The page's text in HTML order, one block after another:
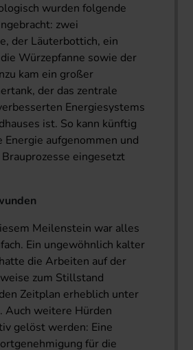
wurden folgende
zwei
der Läuterbottich, ein
Würzepfanne sowie der
kam ein großer
der das zentrale
Energiesystems
ist. So kann künftig
Energie aufgenommen und
eingesetzt
Meilenstein war alles
Ein ungewöhnlich kalter
die Arbeiten auf der
zum Stillstand
Zeitplan erheblich unter
Auch weitere Hürden
gelöst werden: Eine
für die